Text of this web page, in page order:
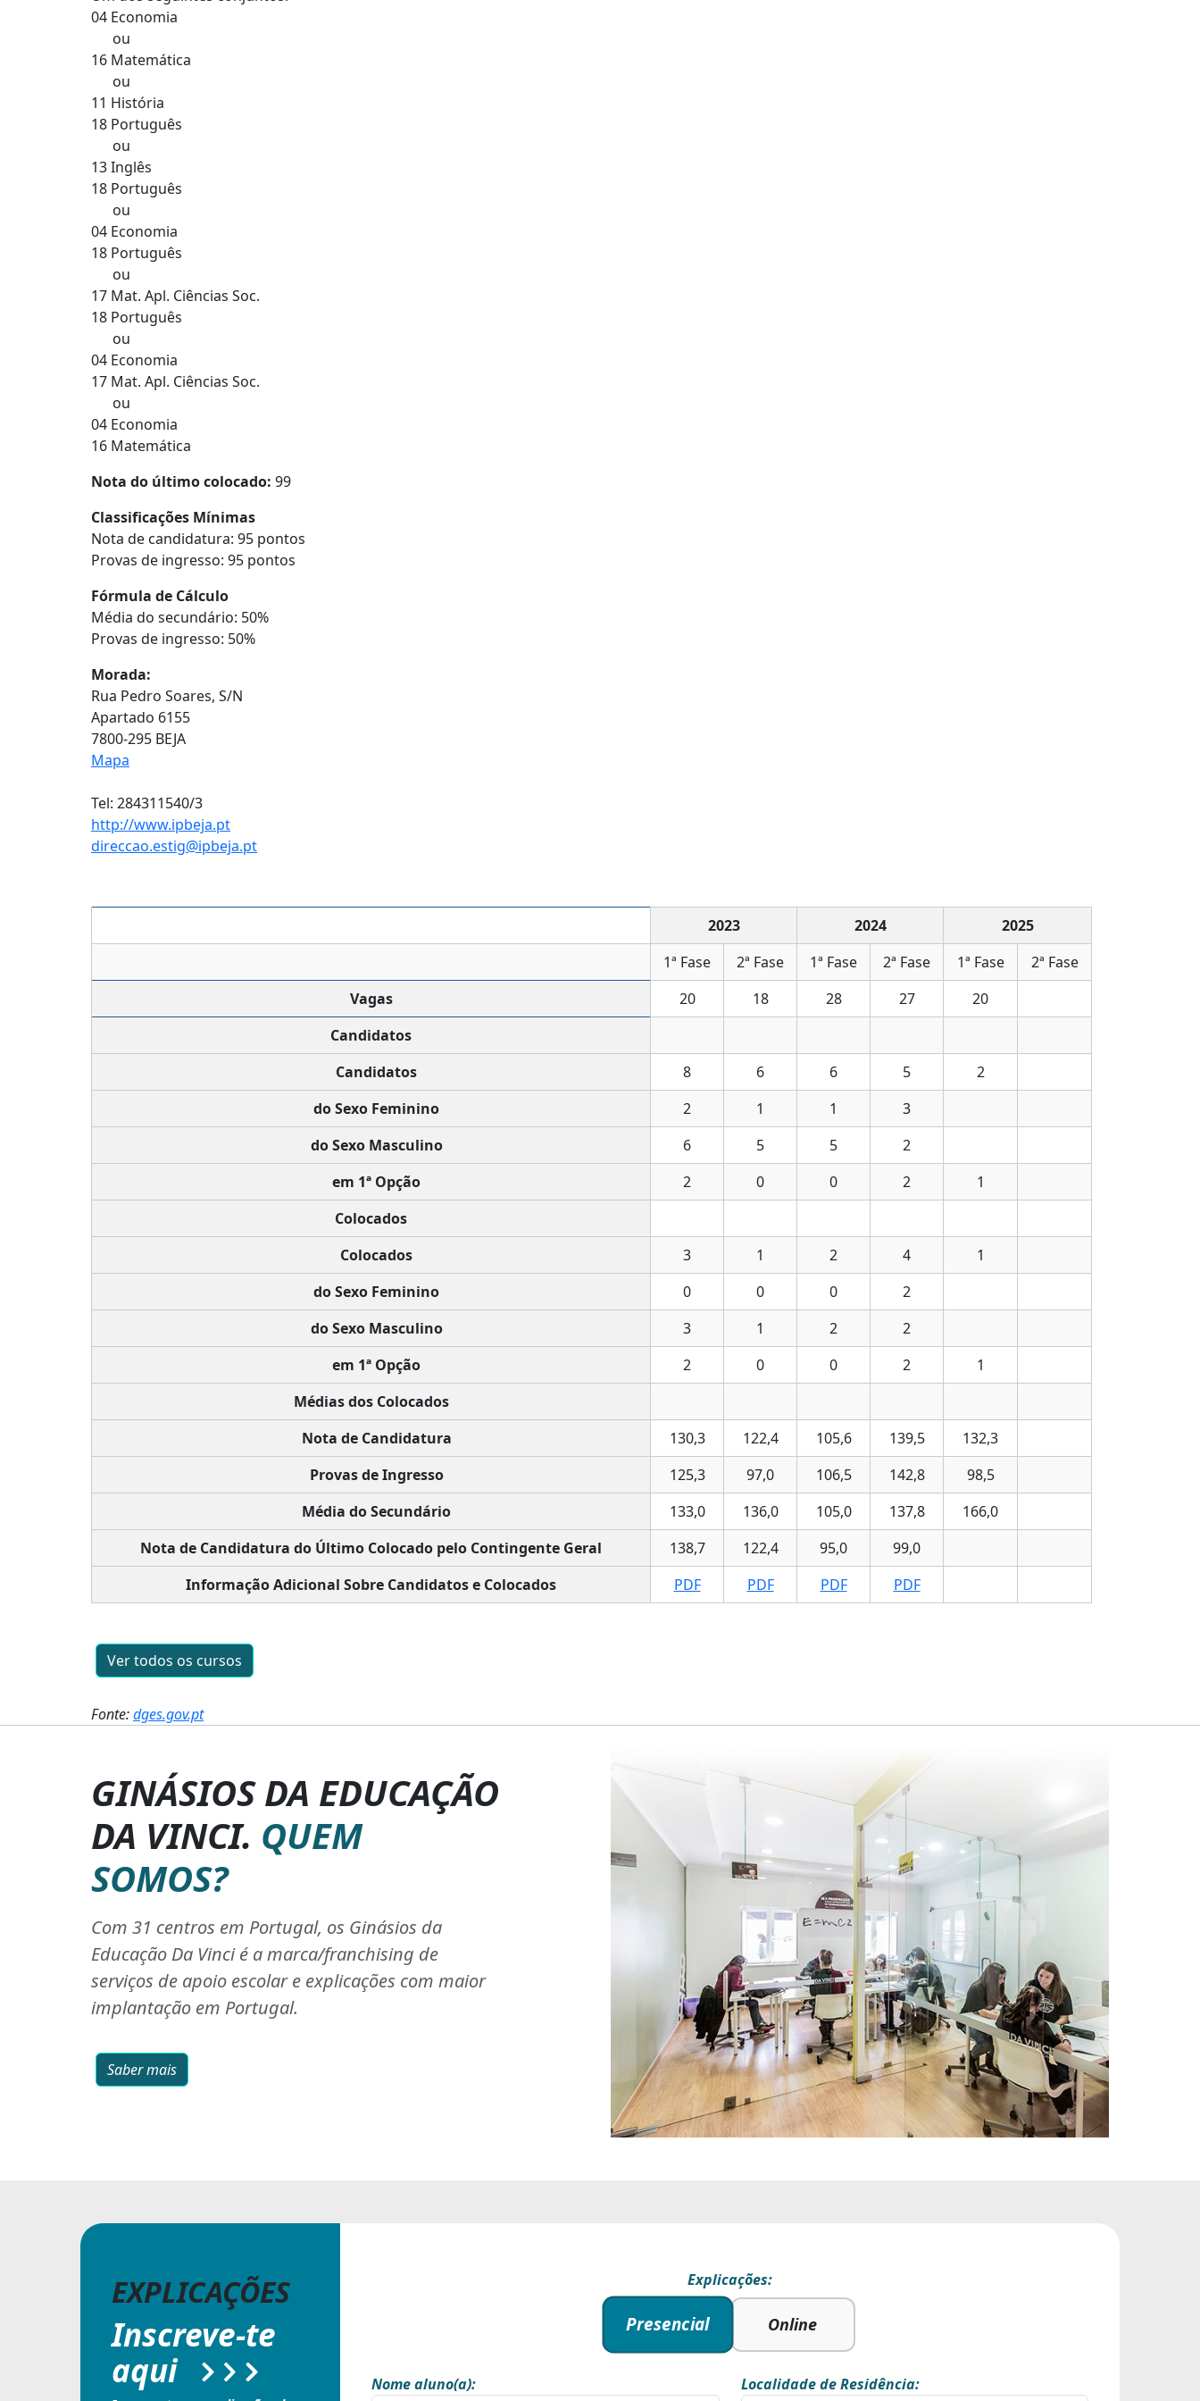
04 Economia
ou
16 Matemática
ou
11 História
18 Português
ou
13 Inglês
18 Português
ou
04 Economia
18 Português
ou
17 Mat. Apl. Ciências Soc.
18 Português
ou
04 Economia
17 Mat. Apl. Ciências Soc.
ou
04 Economia
16 Matemática
Nota do último colocado: 99
Classificações Mínimas
Nota de candidatura: 95 pontos
Provas de ingresso: 95 pontos
Fórmula de Cálculo
Média do secundário: 50%
Provas de ingresso: 50%
Morada:
Rua Pedro Soares, S/N
Apartado 6155
7800-295 BEJA
Mapa
Tel: 284311540/3
http://www.ipbeja.pt
direccao.estig@ipbeja.pt
2023 2024
2025
1ª Fase
2ª Fase 1ª Fase 2ª Fase 1ª Fase
2ª Fase
Vagas
20 18 28 27
20
Candidatos
Candidatos
8 6 6 5
2
do Sexo Feminino
2 1 1
3
do Sexo Masculino
6 5 5
2
em 1ª Opção
2 0 0 2
1
Colocados
Colocados
3 1 2 4
1
do Sexo Feminino
0 0 0
2
do Sexo Masculino
3 1 2
2
em 1ª Opção
2 0 0 2
1
Médias dos Colocados
Nota de Candidatura
130,3 122,4 105,6 139,5
132,3
Provas de Ingresso
125,3 97,0 106,5 142,8
98,5
Média do Secundário
133,0 136,0 105,0 137,8
166,0
Nota de Candidatura do Último Colocado pelo Contingente Geral
138,7 122,4 95,0
99,0
Informação Adicional Sobre Candidatos e Colocados
PDF PDF PDF PDF
Ver todos os cursos
Fonte:dges.gov.pt
GINÁSIOS DA EDUCAÇÃO
DA VINCI. QUEM
SOMOS?
Com 31 centros em Portugal, os Ginásios da
Educação Da Vinci é a marca/franchising de
serviços de apoio escolar e explicações com maior
implantação em Portugal.
Saber mais
EXPLICAÇÕES
Inscreve-te
aqui
Explicações:
Presencial Online
Nome aluno(a): Localidade de Residência: